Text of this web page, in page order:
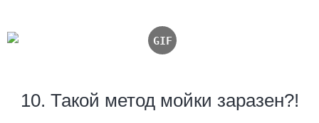
10. Такой метод мойки заразен?!